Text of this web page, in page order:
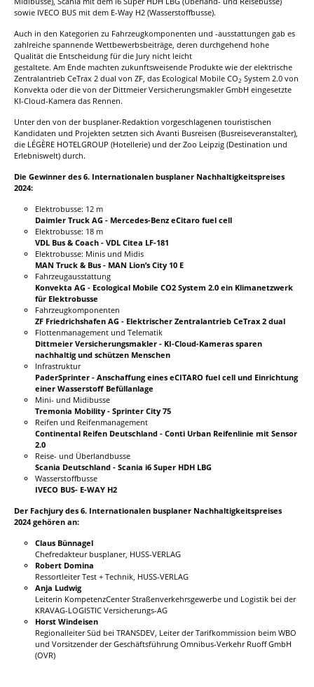
sowie IVECO BUS mit dem E-Way H2 (Wasserstoffbusse).
Auch in den Kategorien zu Fahrzeugkomponenten und -ausstattungen gab es
zahlreiche spannende Wettbewerbsbeiträge, deren durchgehend hohe
Qualität die Entscheidung für die Jury nicht leicht
gestaltete. Am Ende machten zukunftsweisende Produkte wie der elektrische
Zentralantrieb CeTrax 2 dual von ZF, das Ecological Mobile CO2 System 2.0 von
Konvekta oder die von der Dittmeier Versicherungsmakler GmbH eingesetzte
KI-Cloud-Kamera das Rennen.
Unter den von der busplaner-Redaktion vorgeschlagenen touristischen
Kandidaten und Projekten setzten sich Avanti Busreisen (Busreiseveranstalter),
die LÉGÈRE HOTELGROUP (Hotellerie) und der Zoo Leipzig (Destination und
Erlebniswelt) durch.
Die Gewinner des 6. Internationalen busplaner Nachhaltigkeitspreises
2024:
Elektrobusse: 12 m
Daimler Truck AG - Mercedes-Benz eCitaro fuel cell
Elektrobusse: 18 m
VDL Bus & Coach - VDL Citea LF-181
Elektrobusse: Minis und Midis
MAN Truck & Bus - MAN Lion’s City 10 E
Fahrzeugausstattung
Konvekta AG - Ecological Mobile CO2 System 2.0 ein Klimanetzwerk
für Elektrobusse
Fahrzeugkomponenten
ZF Friedrichshafen AG - Elektrischer Zentralantrieb CeTrax 2 dual
Flottenmanagement und Telematik
Dittmeier Versicherungsmakler - KI-Cloud-Kameras sparen
nachhaltig und schützen Menschen
Infrastruktur
PaderSprinter - Anschaffung eines eCITARO fuel cell und Einrichtung
einer Wasserstoff Befüllanlage
Mini- und Midibusse
Tremonia Mobility - Sprinter City 75
Reifen und Reifenmanagement
Continental Reifen Deutschland - Conti Urban Reifenlinie mit Sensor
2.0
Reise- und Überlandbusse
Scania Deutschland - Scania i6 Super HDH LBG
Wasserstoffbusse
IVECO BUS- E-WAY H2
Der Fachjury des 6. Internationalen busplaner Nachhaltigkeitspreises
2024 gehören an:
Claus Bünnagel
Chefredakteur busplaner, HUSS-VERLAG
Robert Domina
Ressortleiter Test + Technik, HUSS-VERLAG
Anja Ludwig
Leiterin KompetenzCenter Straßenverkehrsgewerbe und Logistik bei der
KRAVAG-LOGISTIC Versicherungs-AG
Horst Windeisen
Regionalleiter Süd bei TRANSDEV, Leiter der Tarifkommission beim WBO
und Vorsitzender der Geschäftsführung Omnibus-Verkehr Ruoff GmbH
(OVR)